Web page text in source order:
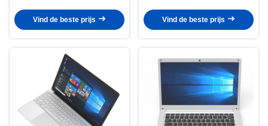
Vind de beste prijs
4GB/3GB
Vind de beste prijs